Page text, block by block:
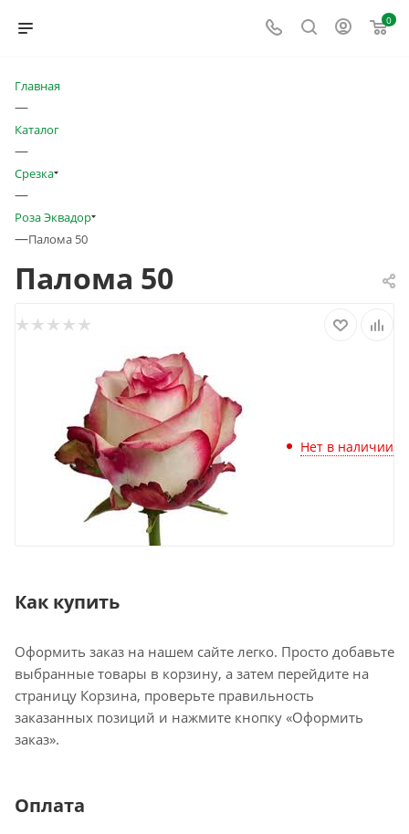
0
Главная
—
Каталог
—
Срезка
—
Роза Эквадор
—Палома 50
Палома 50
Нет в наличии
Как купить
Оформить заказ на нашем сайте легко. Просто добавьте
выбранные товары в корзину, а затем перейдите на
страницу Корзина, проверьте правильность
заказанных позиций и нажмите кнопку «Оформить
заказ».
Оплата